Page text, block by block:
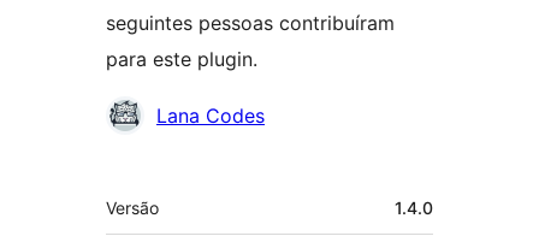
seguintes pessoas contribuíram
para este plugin.
Colaboradores
Lana Codes
Meta
Versão 1.4.0